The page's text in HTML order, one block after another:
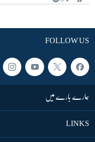
FOLLOW US
ہمارے بارے میں
LINKS